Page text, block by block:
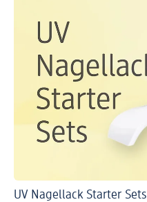
UV Nagellack Starter Sets